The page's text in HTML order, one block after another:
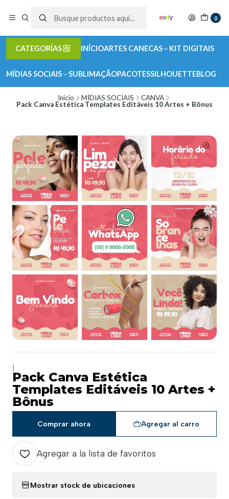
0
CATEGORÍAS INÍCIOARTES CANECAS KIT DIGITAIS
MÍDIAS SOCIAIS SUBLIMAÇÃOPACOTESSILHOUETTEBLOG
Inicio MÍDIAS SOCIAIS
CANVA
Pack Canva Estética Templates Editáveis 10 Artes + Bônus
Pack Canva Estética
Templates Editáveis 10 Artes +
Bônus
Agregar al carro
Comprar ahora
Agregar a la lista de favoritos
Mostrar stock de ubicaciones